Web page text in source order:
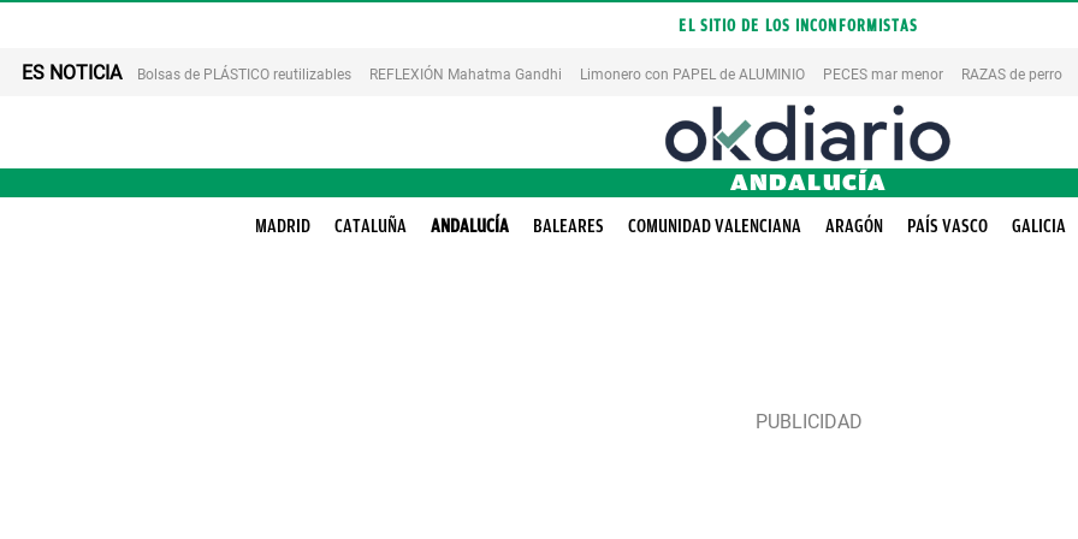
EL SITIO DE LOS INCONFORMISTAS
ES NOTICIA Bolsas de PLÁSTICO reutilizables REFLEXIÓN Mahatma Gandhi Limonero con PAPEL de ALUMINIO PECES mar menor RAZAS de perro
ANDALUCÍA
MADRID CATALUÑA ANDALUCÍA BALEARES COMUNIDAD VALENCIANA ARAGÓN PAÍS VASCO GALICIA